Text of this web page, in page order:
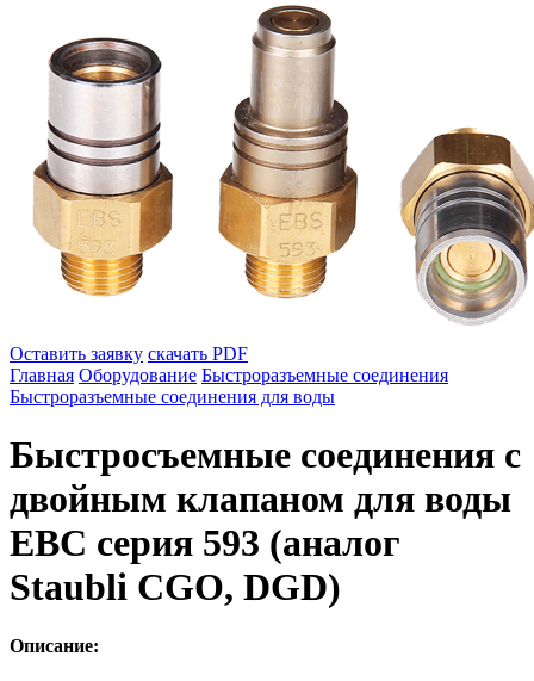
Оставить заявку скачать PDF
Главная Оборудование Быстроразъемные соединения
Быстроразъемные соединения для воды
Быстросъемные соединения с
двойным клапаном для воды
ЕВС серия 593 (аналог
Staubli CGO, DGD)
Описание: